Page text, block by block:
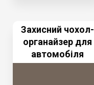
Захисний чохол-
органайзер для
автомобіля